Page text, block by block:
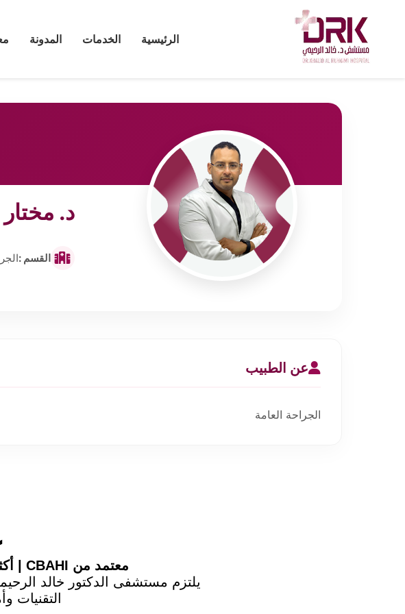
الرئيسية الخدمات المدونة
د. مختار
القسم :
عن الطبيب
الجراحة العامة
معتمد من CBAHI | أكثر من ١٥٠ ألف مريض راضٍ | طوارئ ٢٤/٧
يلتزم مستشفى الدكتور خالد
التقنيات